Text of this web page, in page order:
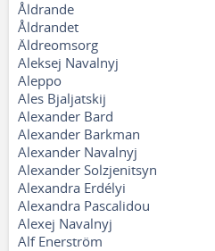
Åldrande
Åldrandet
Äldreomsorg
Aleksej Navalnyj
Aleppo
Ales Bjaljatskij
Alexander Bard
Alexander Barkman
Alexander Navalnyj
Alexander Solzjenitsyn
Alexandra Erdélyi
Alexandra Pascalidou
Alexej Navalnyj
Alf Enerström